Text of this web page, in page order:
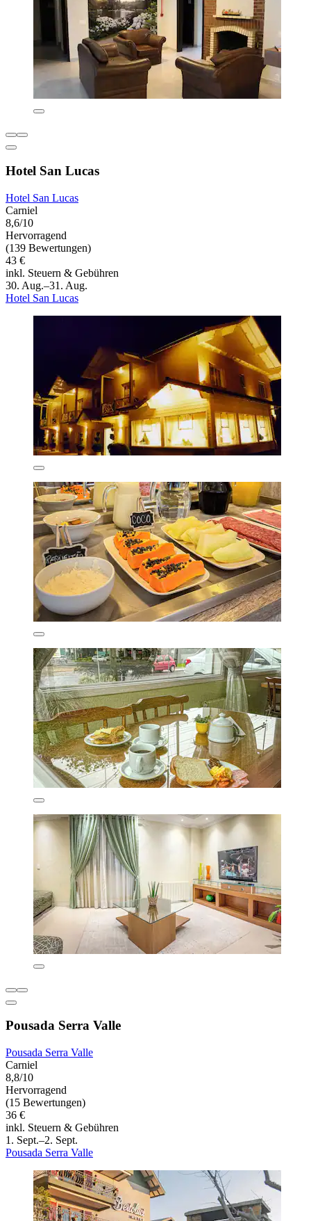
Hotel San Lucas
Hotel San Lucas
Carniel
8,6/10
Hervorragend
(139 Bewertungen)
43 €
inkl. Steuern & Gebühren
30. Aug.–31. Aug.
Hotel San Lucas
Pousada Serra Valle
Pousada Serra Valle
Carniel
8,8/10
Hervorragend
(15 Bewertungen)
36 €
inkl. Steuern & Gebühren
1. Sept.–2. Sept.
Pousada Serra Valle